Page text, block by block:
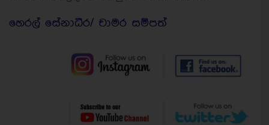
හෙරල් සේනාධීර/ චාමර සම්පත්